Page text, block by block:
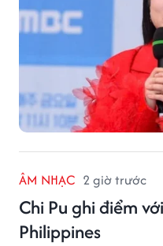
ÂM NHẠC 2 giờ trước
Chi Pu ghi điểm
Philippines